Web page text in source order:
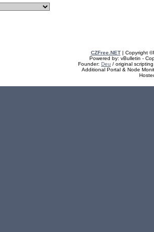
CZFree.NET| Copyright
Powered by: vBulletin -
Founder: Deu / original
Additional Portal & Node